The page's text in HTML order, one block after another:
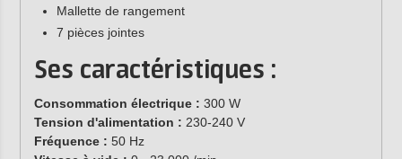
Mallette de rangement
7 pièces jointes
Ses caractéristiques :
Consommation électrique : 300 W
Tension d'alimentation : 230-240 V
Fréquence : 50 Hz